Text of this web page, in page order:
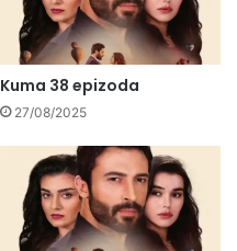
Kuma 38 epizoda
27/08/2025